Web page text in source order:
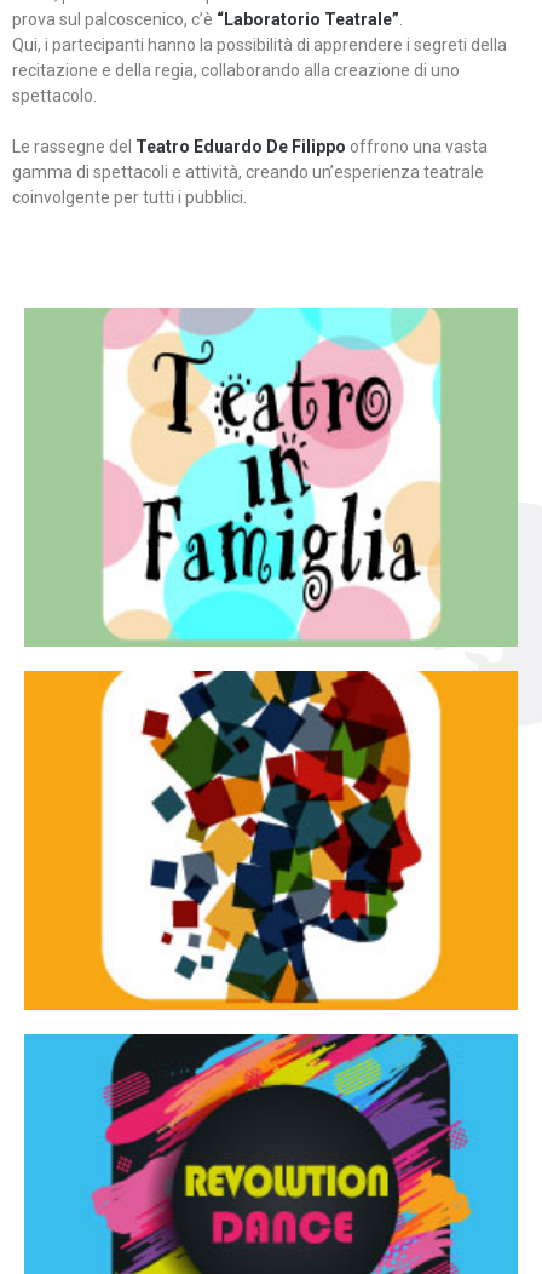
prova sul palcoscenico, c’è “Laboratorio Teatrale”
Qui, i partecipanti hanno la possibilità di apprendere i segreti della
recitazione e della regia, collaborando alla creazione di uno
spettacolo.
Le rassegne del Teatro Eduardo De Filippo offrono una vasta
gamma di spettacoli e attività, creando un’esperienza teatrale
coinvolgente per tutti i pubblici.
Teatro in famiglia
Teatro In Famiglia è una rassegna di teatro concepita
per far condividere e godere del teatro all’intera
famiglia.
Continua
Tracce dinamiche
Tracce Dinamiche è una rassegna di teatro
d’innovazione e sperimentale.
Continua
Revolution Dance
Rassegna di danza contemporanea – I Edizione